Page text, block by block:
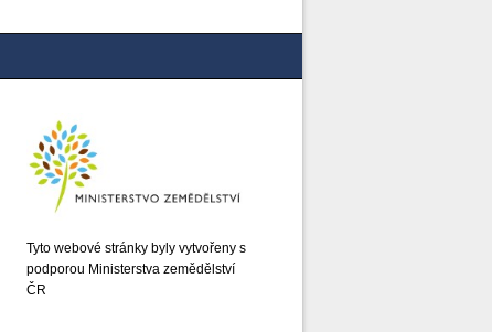
Tyto webové stránky byly vytvořeny s
podporou Ministerstva zemědělství
ČR